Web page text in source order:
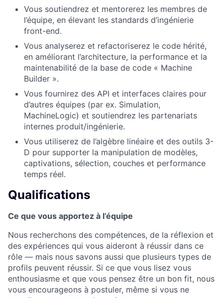
Vous soutiendrez et mentorerez les membres de
l’équipe, en élevant les standards d’ingénierie
front-end.
Vous analyserez et refactoriserez le code hérité,
en améliorant l’architecture, la performance et la
maintenabilité de la base de code « Machine
Builder ».
Vous fournirez des API et interfaces claires pour
d’autres équipes (par ex. Simulation,
MachineLogic) et soutiendrez les partenariats
internes produit/ingénierie.
Vous utiliserez de l’algèbre linéaire et des outils 3-
D pour supporter la manipulation de modèles,
captivations, sélection, couches et performance
temps réel.
Qualifications
Ce que vous apportez à l’équipe
Nous recherchons des compétences, de la réflexion et
des expériences qui vous aideront à réussir dans ce
rôle — mais nous savons aussi que plusieurs types de
profils peuvent réussir. Si ce que vous lisez vous
enthousiasme et que vous pensez être un bon fit, nous
vous encourageons à postuler, même si vous ne